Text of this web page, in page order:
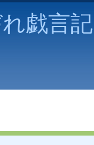
戯言記